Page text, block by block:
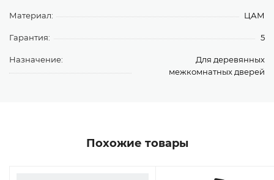
Материал: ЦАМ
Гарантия: 5
Назначение:
Для деревянных
межкомнатных дверей
Похожие товары